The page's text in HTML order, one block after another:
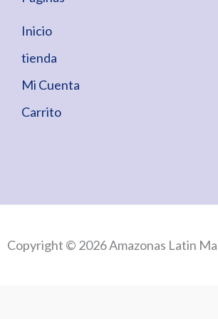
Inicio
tienda
Mi Cuenta
Carrito
Copyright © 2026 Amazonas Latin